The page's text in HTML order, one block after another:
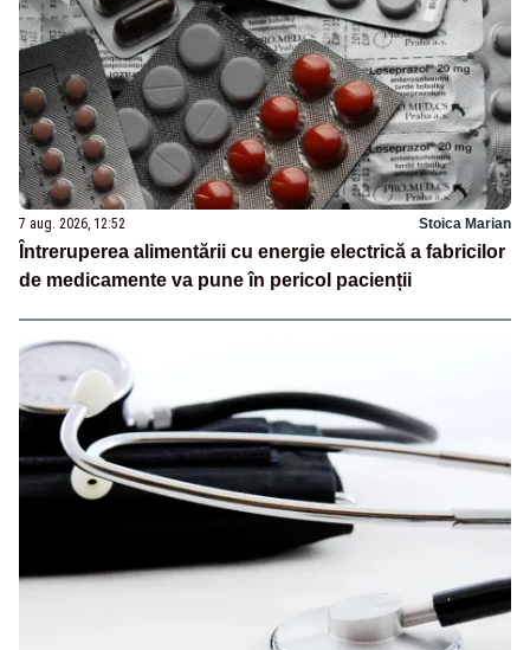
7 aug. 2026, 12:52 Stoica Marian
Întreruperea alimentării cu energie electrică a fabricilor
de medicamente va pune în pericol pacienții